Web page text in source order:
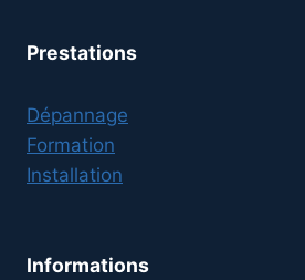
Prestations
Dépannage
Formation
Installation
Informations